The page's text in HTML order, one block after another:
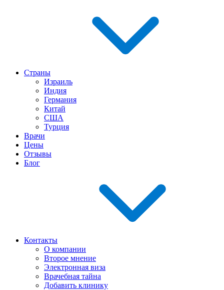
Страны
Израиль
Индия
Германия
Китай
США
Турция
Врачи
Цены
Отзывы
Блог
Контакты
О компании
Второе мнение
Электронная виза
Врачебная тайна
Добавить клинику